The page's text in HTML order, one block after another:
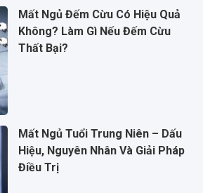
Mất Ngủ Đếm Cừu Có Hiệu Quả
Không? Làm Gì Nếu Đếm Cừu
Thất Bại?
Mất Ngủ Tuổi Trung Niên – Dấu
Hiệu, Nguyên Nhân Và Giải Pháp
Điều Trị